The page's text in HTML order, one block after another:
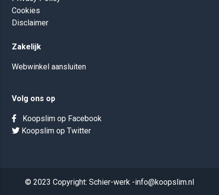
Cookies
Disclaimer
Zakelijk
Webwinkel aansluiten
Volg ons op
Koopslim op Facebook
Koopslim op Twitter
© 2023 Copyright: Schier-werk -info@koopslim.nl